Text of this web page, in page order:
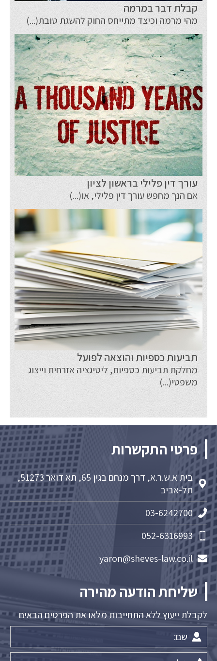
קבלת דבר במרמה
מהי מרמה וכיצד מתייחס החוק להשגת טובת(...)
עורך דין פלילי בראשון לציון
אם הנך מחפש עורך דין פלילי, או(...)
תביעות כספיות והוצאה לפועל
מחלקת תביעות כספיות, ליטיגציה אזרחית וייצוג
משפטי(...)
פרטי התקשרות
בית א.ש.ר.א, דרך מנחם בגין 65, תא דואר 51273,
תל-אביב
03-6242700
052-6316993
yaron@sheves-law.co.il
שליחת הודעה מהירה
לקבלת ייעוץ ללא התחייבות מלאו את הפרטים הבאים